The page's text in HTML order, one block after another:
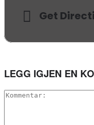
Get
LEGG IGJEN EN